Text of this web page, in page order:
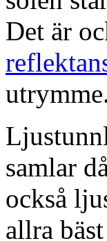
Det är
samlar
också
allra